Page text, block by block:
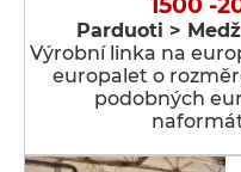
Parduoti >
Výrobní linka na
europalet o
podobných